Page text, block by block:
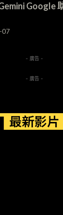
Google
07
- 廣告 -
- 廣告 -
最新影片